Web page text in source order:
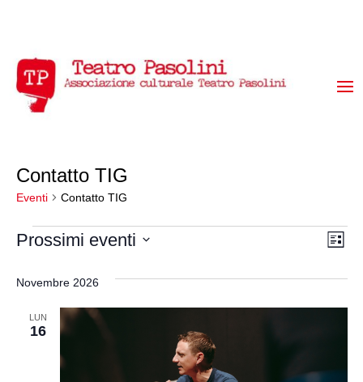
Contatto TIG
Eventi Contatto TIG
Eventi Lista
Prossimi eventi
la
Novembre 2026
LUN
16